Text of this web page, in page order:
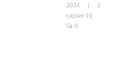
2024 | 3
сарын 19
0